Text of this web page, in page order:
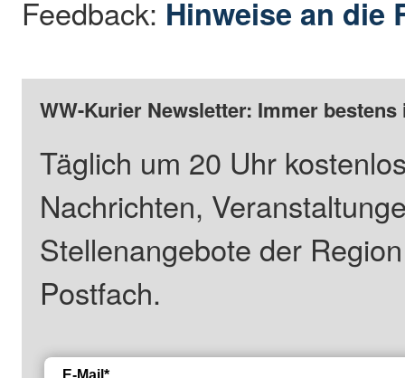
Feedback: Hinweise an die
WW-Kurier Newsletter: Immer
Täglich um 20 Uhr
Nachrichten,
Stellenangebote der
Postfach.
E-Mail*